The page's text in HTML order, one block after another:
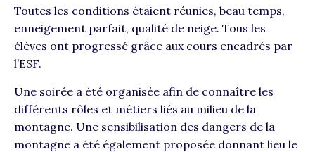
Toutes les conditions étaient réunies, beau temps,
enneigement parfait, qualité de neige. Tous les
élèves ont progressé grâce aux cours encadrés par
l’ESF.
Une soirée a été organisée afin de connaître les
différents rôles et métiers liés au milieu de la
montagne. Une sensibilisation des dangers de la
montagne a été également proposée donnant lieu le